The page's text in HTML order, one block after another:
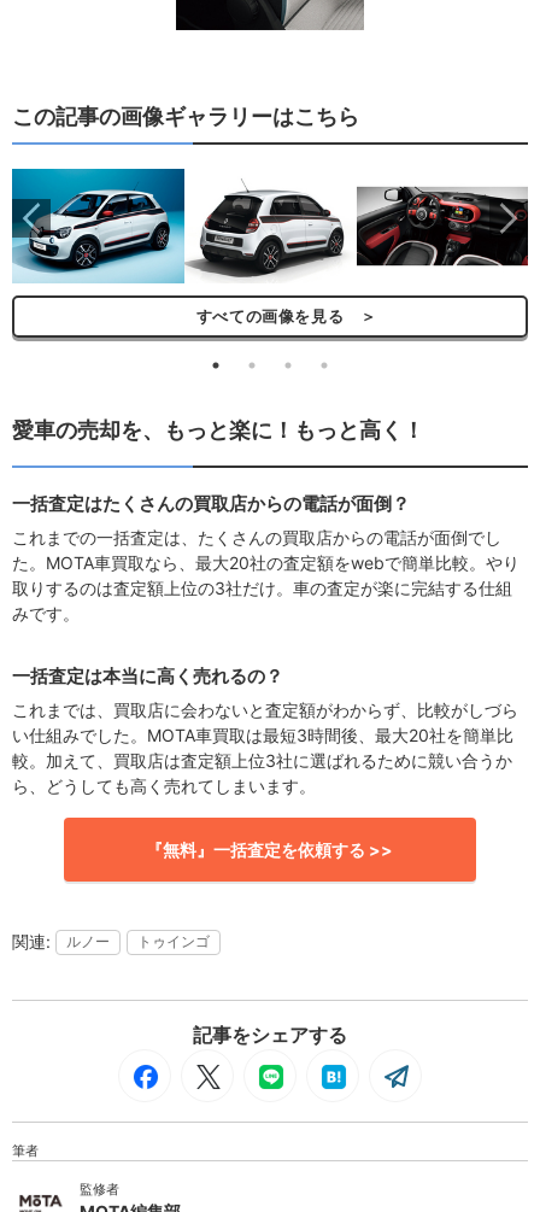
この記事の画像ギャラリーはこちら
すべての画像を見る ＞
愛車の売却を、もっと楽に！もっと高く！
一括査定はたくさんの買取店からの電話が面倒？
これまでの一括査定は、たくさんの買取店からの電話が面倒でし
た。MOTA車買取なら、最大20社の査定額をwebで簡単比較。やり
取りするのは査定額上位の3社だけ。車の査定が楽に完結する仕組
みです。
一括査定は本当に高く売れるの？
これまでは、買取店に会わないと査定額がわからず、比較がしづら
い仕組みでした。MOTA車買取は最短3時間後、最大20社を簡単比
較。加えて、買取店は査定額上位3社に選ばれるために競い合うか
ら、どうしても高く売れてしまいます。
『無料』一括査定を依頼する >>
ルノー トゥインゴ
記事をシェアする
筆者
監修者